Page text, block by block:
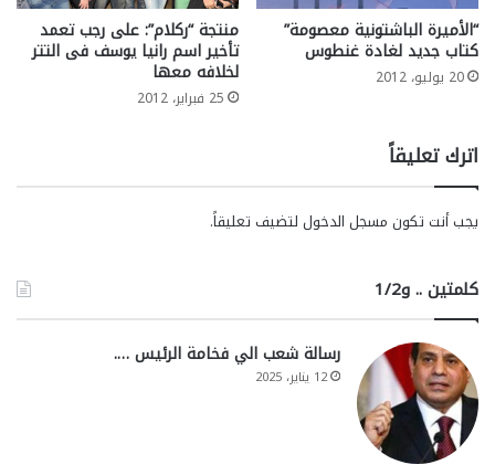
“الأميرة الباشتونية معصومة”
كتاب جديد لغادة غنطوس
20 يوليو، 2012
منتجة “ركلام”: على رجب تعمد
تأخير اسم رانيا يوسف فى التتر
لخلافه معها
25 فبراير، 2012
اترك تعليقاً
يجب أنت تكون مسجل الدخول لتضيف تعليقاً.
كلمتين .. و1/2
رسالة شعب الي فخامة الرئيس ….
12 يناير، 2025